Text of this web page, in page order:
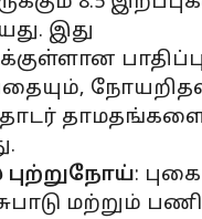
இது
புற்றுநோய்:
மற்றும்